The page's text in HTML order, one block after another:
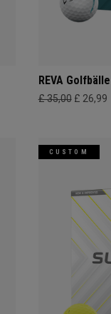
REVA
£ 35,00 £ 26,99
CUSTOM